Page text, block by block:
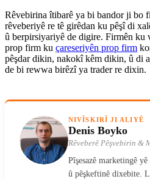
Rêvebirina îtibarê ya bi bandor ji bo
rêveberiyê re tê girêdan ku pêşî di
û berpirsiyariyê de digire. Firmên ku
prop firm ku çareseriyên prop firm
pêşdar dikin, nakokî kêm dikin, û di
de bi rewwa birêzî ya trader re dixin.
NIVÎSKIRÎ JI ALIYÊ
Denis Boyko
Rêveberê Pêşvebirin &
Pîşesazê marketingê
û pêşkeftinê dixebite.